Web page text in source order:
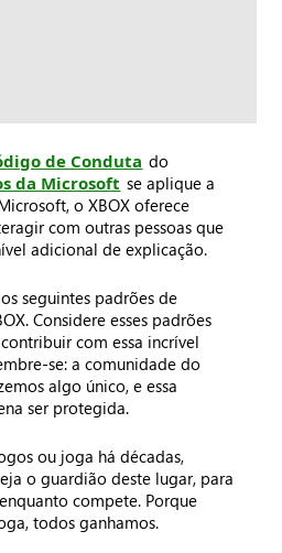
de Conduta do
da Microsoft se aplique a
o XBOX oferece
com outras pessoas que
adicional de explicação.
seguintes padrões de
Considere esses padrões
com essa incrível
se: a comunidade do
algo único, e essa
ser protegida.
ou joga há décadas,
o guardião deste lugar, para
compete. Porque
todos ganhamos.